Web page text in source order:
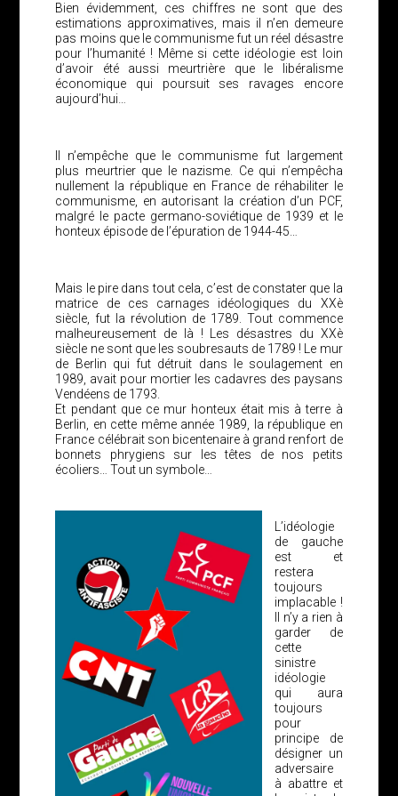
Bien évidemment, ces chiffres ne sont que des
estimations approximatives, mais il n’en demeure
pas moins que le communisme fut un réel désastre
pour l’humanité ! Même si cette idéologie est loin
d’avoir été aussi meurtrière que le libéralisme
économique qui poursuit ses ravages encore
aujourd’hui…
Il n’empêche que le communisme fut largement
plus meurtrier que le nazisme. Ce qui n’empêcha
nullement la république en France de réhabiliter le
communisme, en autorisant la création d’un PCF,
malgré le pacte germano-soviétique de 1939 et le
honteux épisode de l’épuration de 1944-45…
Mais le pire dans tout cela, c’est de constater que la
matrice de ces carnages idéologiques du XXè
siècle, fut la révolution de 1789. Tout commence
malheureusement de là ! Les désastres du XXè
siècle ne sont que les soubresauts de 1789 ! Le mur
de Berlin qui fut détruit dans le soulagement en
1989, avait pour mortier les cadavres des paysans
Vendéens de 1793.
Et pendant que ce mur honteux était mis à terre à
Berlin, en cette même année 1989, la république en
France célébrait son bicentenaire à grand renfort de
bonnets phrygiens sur les têtes de nos petits
écoliers… Tout un symbole…
L’idéologie
de gauche
est et
restera
toujours
implacable !
Il n’y a rien à
garder de
cette
sinistre
idéologie
qui aura
toujours
pour
principe de
désigner un
adversaire
à abattre et